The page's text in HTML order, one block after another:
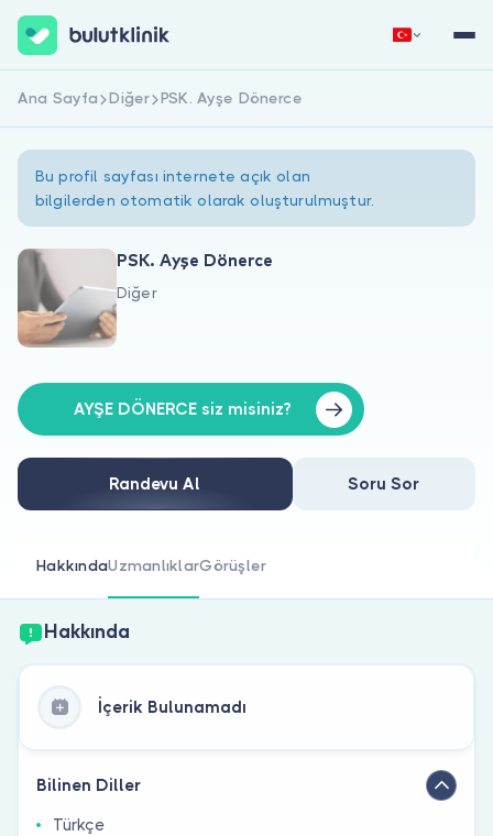
Hakkımızda
Doktorlar için
Doktor musunuz?
Hemen Kaydol
Ana Sayfa Diğer PSK. Ayşe Dönerce
Bu profil sayfası internete açık olan
bilgilerden otomatik olarak oluşturulmuştur.
PSK. Ayşe Dönerce
Diğer
AYŞE DÖNERCE siz misiniz?
Randevu Al Soru Sor
HakkındaUzmanlıklarGörüşler
Hakkında
İçerik Bulunamadı
Bilinen Diller
Türkçe